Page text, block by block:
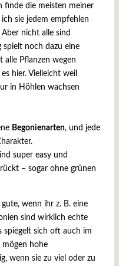
finde die meisten meiner
ich sie jedem empfehlen
nicht alle sind
noch dazu eine
alle Pflanzen wegen
hier. Vielleicht weil
in Höhlen wachsen
Begonienarten, und jede
super easy und
– sogar ohne grünen
wenn ihr z. B. eine
sind wirklich echte
spiegelt sich oft auch im
mögen hohe
wenn sie zu viel oder zu